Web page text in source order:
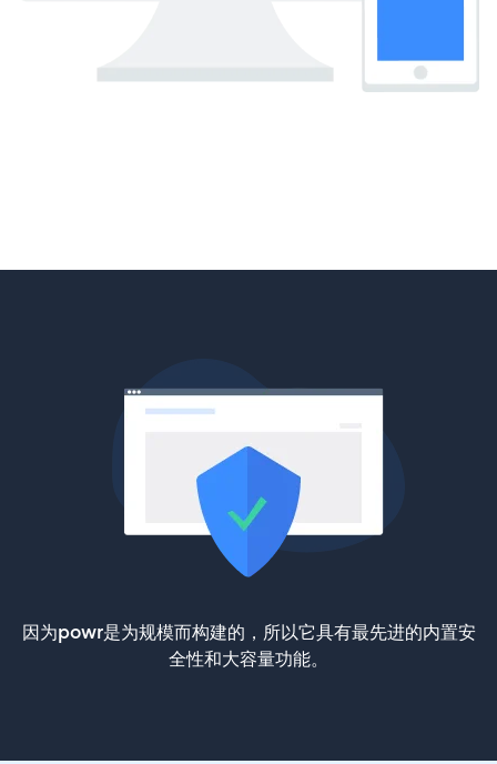
因为powr是为规模而构建的，所以它具有最先进的内置安
全性和大容量功能。